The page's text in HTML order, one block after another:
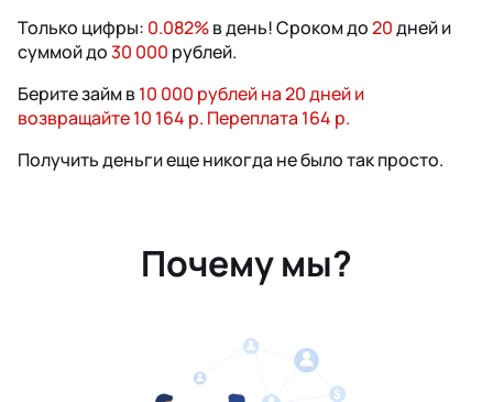
Только цифры: 0.082%в день! Сроком до20дней и
суммой до30 000 рублей.
Берите займ в10 000 рублей на 20 дней и
возвращайте 10 164 р. Переплата 164 р.
Получить деньги еще никогда не было так просто.
Почему мы?